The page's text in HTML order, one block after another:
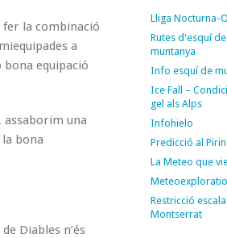
la combinació
a
equipació
assaborim una
bona
Diables n’és
Lliga Nocturna-
Rutes d'esquí de
muntanya
Info esquí de
Ice Fall –
gel als Alps
Infohielo
Predicció al
La Meteo que
Restricció
Montserrat